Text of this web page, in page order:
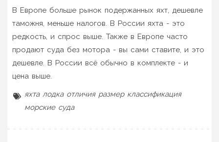
В Европе больше рынок подержанных яхт, дешевле
таможня, меньше налогов. В России яхта - это
редкость, и спрос выше. Также в Европе часто
продают суда без мотора - вы сами ставите, и это
дешевле. В России всё обычно в комплекте - и
цена выше.
яхта лодка отличия размер классификация
морские суда